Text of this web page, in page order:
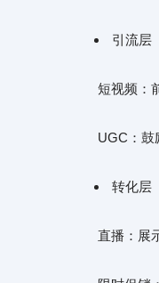
引流层
短视频：
UGC：鼓
转化层
直播：展